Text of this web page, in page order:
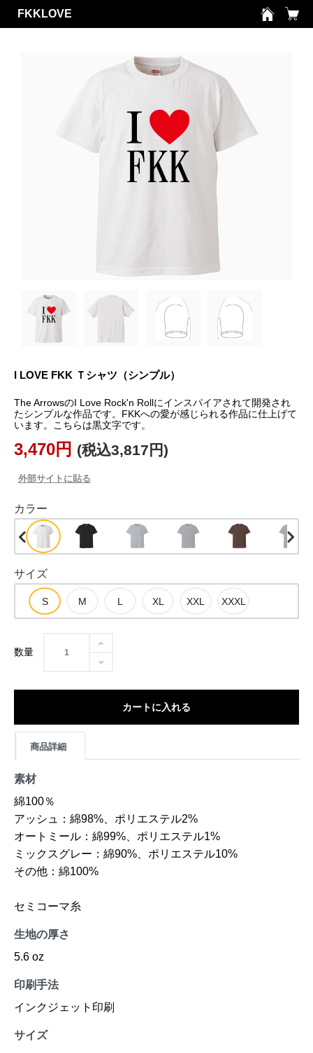
FKKLOVE
I LOVE FKK Ｔシャツ（シンプル）
The ArrowsのI Love Rock'n Rollにインスパイアされて開発され
たシンプルな作品です。FKKへの愛が感じられる作品に仕上げて
います。こちらは黒文字です。
3,470円 (税込3,817円)
外部サイトに貼る
カラー
サイズ
数量
カートに入れる
商品詳細
素材
綿100％
アッシュ：綿98%、ポリエステル2%
オートミール：綿99%、ポリエステル1%
ミックスグレー：綿90%、ポリエステル10%
その他：綿100%
セミコーマ糸
生地の厚さ
5.6 oz
印刷手法
インクジェット印刷
サイズ